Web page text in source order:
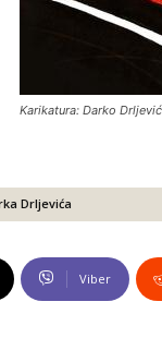
Karikatura: Darko Drljević
Drljevića
Viber